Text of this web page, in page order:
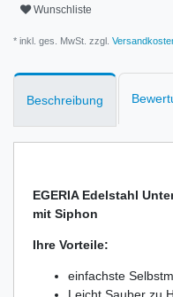
Wunschliste
* inkl. ges. MwSt. zzgl.
Beschreibung
EGERIA Edelstahl
mit Siphon
Ihre Vorteile:
einfachste